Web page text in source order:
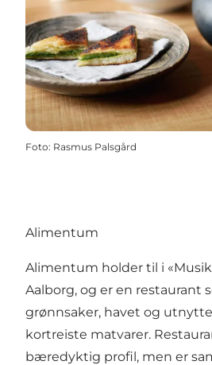
Foto: Rasmus Palsgård
Alimentum
Alimentum holder til i
Aalborg, og er en restaurant
grønnsaker, havet og
kortreiste matvarer.
bæredyktig profil, men er